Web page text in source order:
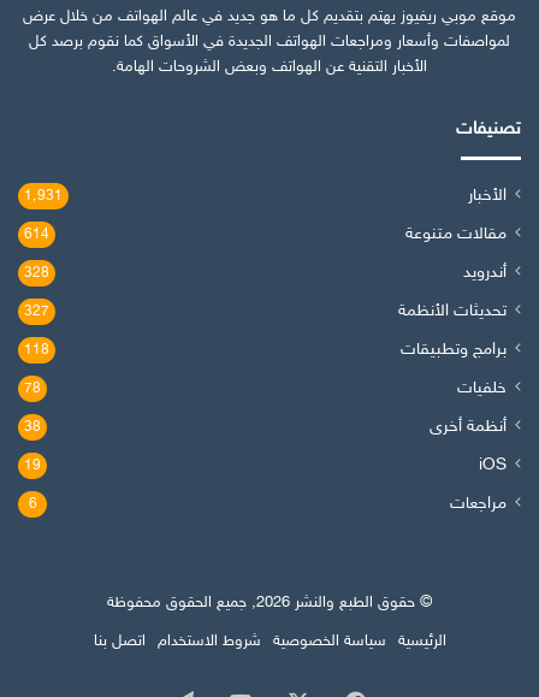
موقع موبي ريفيوز يهتم بتقديم كل ما هو جديد في عالم الهواتف من خلال عرض
لمواصفات وأسعار ومراجعات الهواتف الجديدة في الأسواق كما نقوم برصد كل
الأخبار التقنية عن الهواتف وبعض الشروحات الهامة.
تصنيفات
الأخبار 1٬931
مقالات متنوعة 614
أندرويد 328
تحديثات الأنظمة 327
برامج وتطبيقات 118
خلفيات 78
أنظمة أخرى 38
iOS
19
مراجعات 6
© حقوق الطبع والنشر 2026, جميع الحقوق محفوظة
الرئيسية
سياسة الخصوصية شروط الاستخدام اتصل بنا